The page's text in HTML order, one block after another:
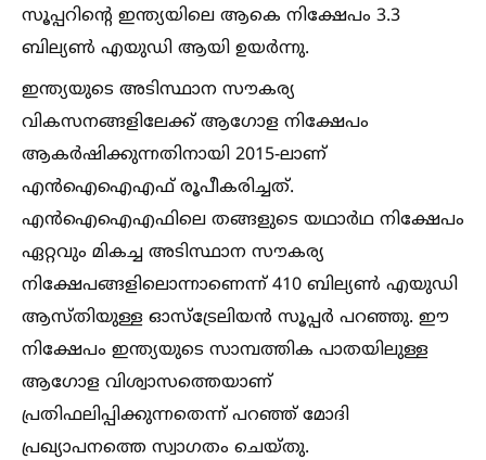
സൂപ്പറിൻ്റെ ഇന്ത്യയിലെ ആകെ നിക്ഷേപം 3.3
ബില്യണ്‍ എയുഡി ആയി ഉയർന്നു.
ഇന്ത്യയുടെ അടിസ്ഥാന സൗകര്യ
വികസനങ്ങളിലേക്ക് ആഗോള നിക്ഷേപം
ആകർഷിക്കുന്നതിനായി 2015-ലാണ്
എൻഐഐഎഫ് രൂപീകരിച്ചത്.
എൻഐഐഎഫിലെ തങ്ങളുടെ യഥാർഥ നിക്ഷേപം
ഏറ്റവും മികച്ച അടിസ്ഥാന സൗകര്യ
നിക്ഷേപങ്ങളിലൊന്നാണെന്ന് 410 ബില്യണ്‍ എയുഡി
ആസ്തിയുള്ള ഓസ്ട്രേലിയൻ സൂപ്പർ പറഞ്ഞു. ഈ
നിക്ഷേപം ഇന്ത്യയുടെ സാമ്പത്തിക പാതയിലുള്ള
ആഗോള വിശ്വാസത്തെയാണ്
പ്രതിഫലിപ്പിക്കുന്നതെന്ന് പറഞ്ഞ് മോദി
പ്രഖ്യാപനത്തെ സ്വാഗതം ചെയ്തു.